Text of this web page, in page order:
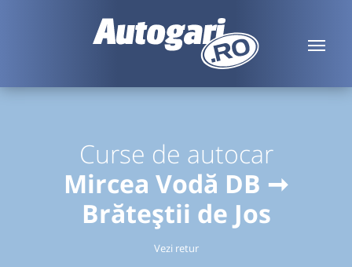
Curse de autocar
Mircea Vodă DB ➞
Brăteștii de Jos
Vezi retur